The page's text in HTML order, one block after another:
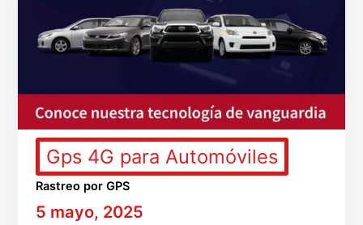
Gps 4G para Automóviles
Rastreo por GPS
5 mayo, 2025